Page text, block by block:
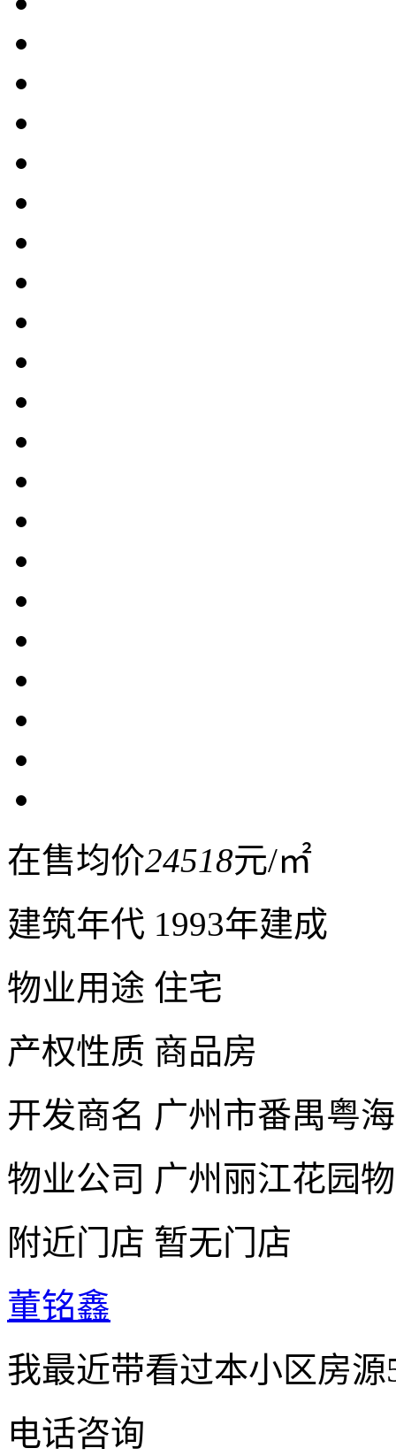
在售均价24518元/㎡
建筑年代 1993年建成
物业用途 住宅
产权性质 商品房
开发商名 广州市番禺粤
物业公司 广州丽江花园
附近门店 暂无门店
董铭鑫
我最近带看过本小区房
电话咨询